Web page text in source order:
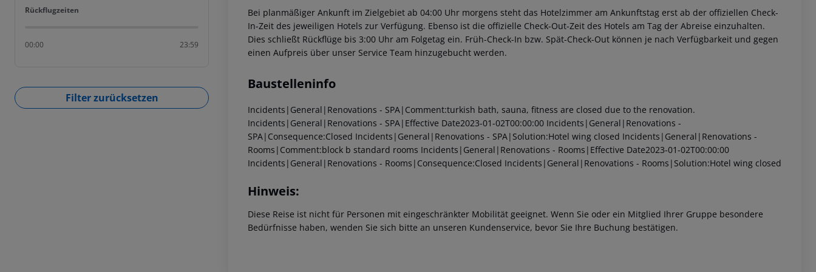
Rückflugzeiten
Rückflugzeiten
00:00 23:59
Filter zurücksetzen
Bei planmäßiger Ankunft im Zielgebiet ab 04:00 Uhr morgens steht das Hotelzimmer am Ankunftstag erst ab der offiziellen Check-
In-Zeit des jeweiligen Hotels zur Verfügung. Ebenso ist die offizielle Check-Out-Zeit des Hotels am Tag der Abreise einzuhalten.
Dies schließt Rückflüge bis 3:00 Uhr am Folgetag ein. Früh-Check-In bzw. Spät-Check-Out können je nach Verfügbarkeit und gegen
einen Aufpreis über unser Service Team hinzugebucht werden.
Baustelleninfo
Incidents|General|Renovations - SPA|Comment:turkish bath, sauna, fitness are closed due to the renovation.
Incidents|General|Renovations - SPA|Effective Date2023-01-02T00:00:00 Incidents|General|Renovations -
SPA|Consequence:Closed Incidents|General|Renovations - SPA|Solution:Hotel wing closed Incidents|General|Renovations -
Rooms|Comment:block b standard rooms Incidents|General|Renovations - Rooms|Effective Date2023-01-02T00:00:00
Incidents|General|Renovations - Rooms|Consequence:Closed Incidents|General|Renovations - Rooms|Solution:Hotel wing closed
Hinweis:
Diese Reise ist nicht für Personen mit eingeschränkter Mobilität geeignet. Wenn Sie oder ein Mitglied Ihrer Gruppe besondere
Bedürfnisse haben, wenden Sie sich bitte an unseren Kundenservice, bevor Sie Ihre Buchung bestätigen.